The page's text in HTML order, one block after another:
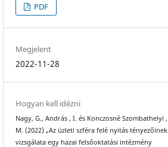
PDF
Megjelent
2022-11-28
Hogyan kell idézni
Nagy, G., András , I. és Konczosné Szombathelyi ,
M. (2022) „Az üzleti szféra felé nyitás tényezőinek
vizsgálata egy hazai felsőoktatási intézmény